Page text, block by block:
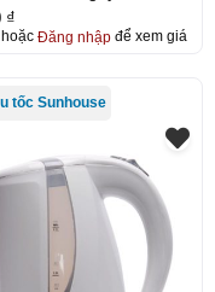
₫
Đăng nhậpđể xem giá
tốc Sunhouse